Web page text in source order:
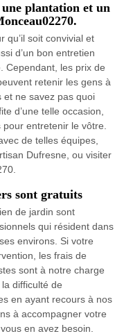
plantation et un
qu’il soit convivial et
d’un bon entretien
Cependant, les prix de
retenir les gens à
et ne savez pas quoi
d’une telle occasion,
entretenir le vôtre.
de telles équipes,
Dufresne, ou visiter
sont gratuits
de jardin sont
qui résident dans
environs. Si votre
les frais de
sont à notre charge
difficulté de
en ayant recours à nos
à accompagner votre
en avez besoin.